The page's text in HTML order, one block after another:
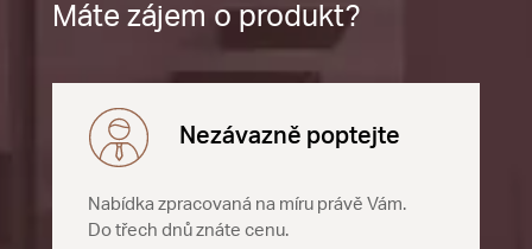
Máte zájem o produkt?
Nezávazně poptejte
Nabídka zpracovaná na míru právě Vám.
Do třech dnů znáte cenu.